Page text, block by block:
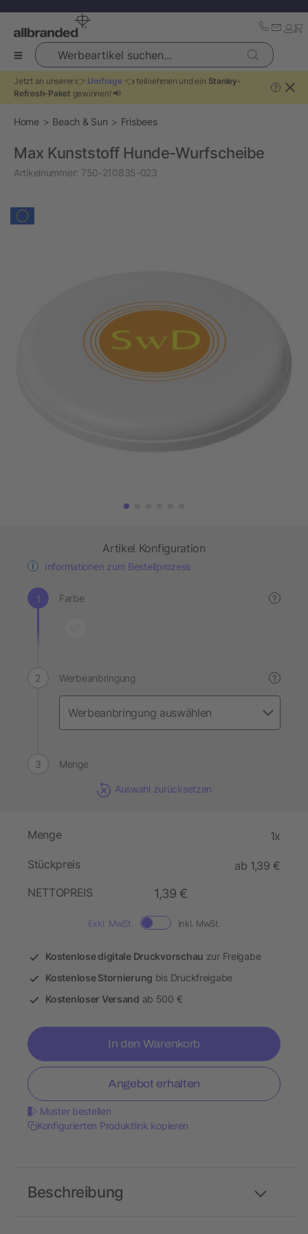
Werbeartikel suchen...
Jetzt an unserer 👉 Umfrage👈 teilnehmen und ein Stanley-
Refresh-Paket gewinnen! 📢
?
Home Beach & Sun Frisbees
Max Kunststoff Hunde-Wurfscheibe
Artikelnummer: 750-210835-023
Artikel Konfiguration
Informationen zum Bestellprozess
Farbe ?
Werbeanbringung ?
Menge
Auswahl zurücksetzen
Menge 1x
Stückpreis
ab 1,39 €
NETTOPREIS
1,39 €
Exkl. MwSt. Inkl. MwSt.
Kostenlose digitale Druckvorschau zur Freigabe
Kostenlose Stornierung bis Druckfreigabe
Kostenloser Versand ab 500 €
In den Warenkorb
Angebot erhalten
Muster bestellen
Konfigurierten Produktlink kopieren
Beschreibung